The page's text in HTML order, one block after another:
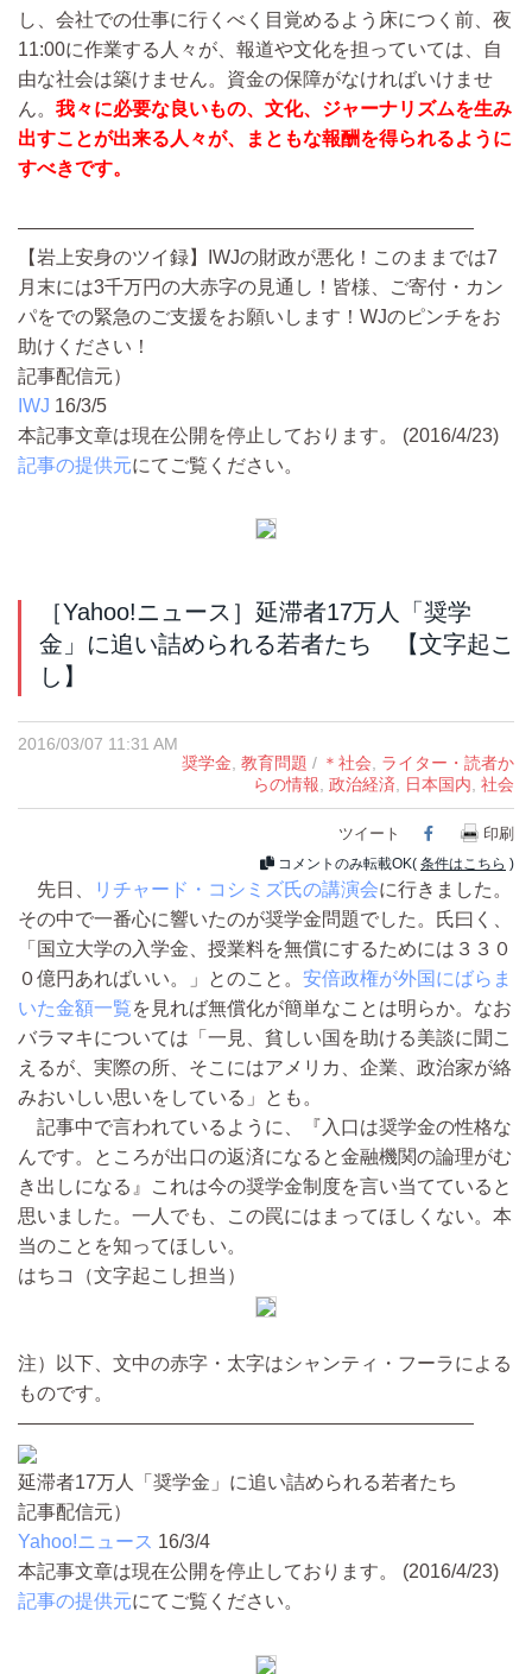
し、会社での仕事に行くべく目覚めるよう床につく前、夜
11:00に作業する人々が、報道や文化を担っていては、自
由な社会は築けません。資金の保障がなければいけませ
ん。 我々に必要な良いもの、文化、ジャーナリズムを生み
出すことが出来る人々が、まともな報酬を得られるように
すべきです。
————————————————————————
【岩上安身のツイ録】IWJの財政が悪化！このままでは7
月末には3千万円の大赤字の見通し！皆様、ご寄付・カン
パをでの緊急のご支援をお願いします！WJのピンチをお
助けください！
記事配信元）
IWJ 16/3/5
本記事文章は現在公開を停止しております。 (2016/4/23)
記事の提供元にてご覧ください。
［Yahoo!ニュース］延滞者17万人「奨学
金」に追い詰められる若者たち 【文字起こ
し】
2016/03/07 11:31 AM
奨学金, 教育問題 / ＊社会, ライター・読者か
らの情報, 政治経済, 日本国内, 社会
ツイート Facebook
印刷
コメントのみ転載OK( 条件はこちら )
先日、 リチャード・コシミズ氏の講演会に行きました。
その中で一番心に響いたのが奨学金問題でした。氏曰く、
「国立大学の入学金、授業料を無償にするためには３３０
０億円あればいい。」とのこと。 安倍政権が外国にばらま
いた金額一覧を見れば無償化が簡単なことは明らか。なお
バラマキについては「一見、貧しい国を助ける美談に聞こ
えるが、実際の所、そこにはアメリカ、企業、政治家が絡
みおいしい思いをしている」とも。
記事中で言われているように、『入口は奨学金の性格な
んです。ところが出口の返済になると金融機関の論理がむ
き出しになる』これは今の奨学金制度を言い当てていると
思いました。一人でも、この罠にはまってほしくない。本
当のことを知ってほしい。
はちコ（文字起こし担当）
注）以下、文中の赤字・太字はシャンティ・フーラによる
ものです。
————————————————————————
延滞者17万人「奨学金」に追い詰められる若者たち
記事配信元）
Yahoo!ニュース 16/3/4
本記事文章は現在公開を停止しております。 (2016/4/23)
記事の提供元にてご覧ください。